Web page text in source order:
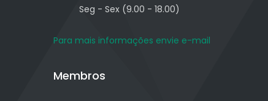
Seg - Sex (9.00 - 18.00)
Para mais informações envie e-mail
Membros